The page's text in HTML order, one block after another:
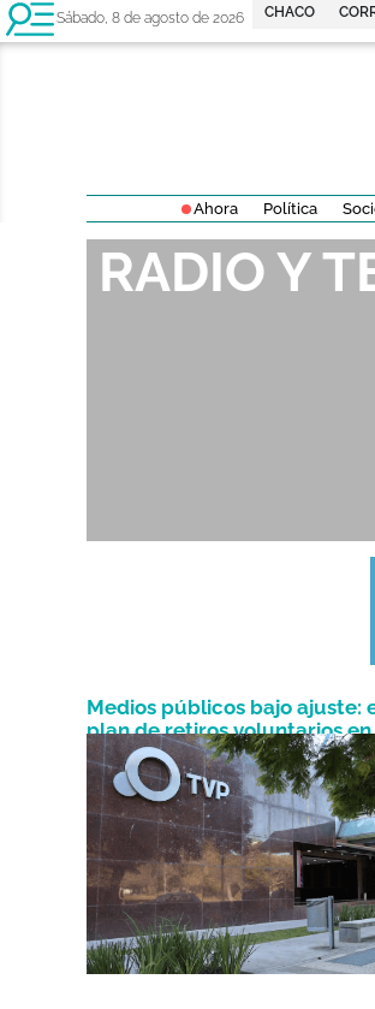
Sábado, 8 de agosto de 2026 CHACO
Ahora Política
RADIO Y
Medios públicos bajo ajuste:
plan de retiros voluntarios en
Argentina
Julio 17, 2024